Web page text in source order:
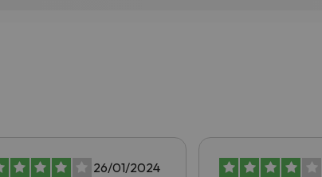
26/01/2024